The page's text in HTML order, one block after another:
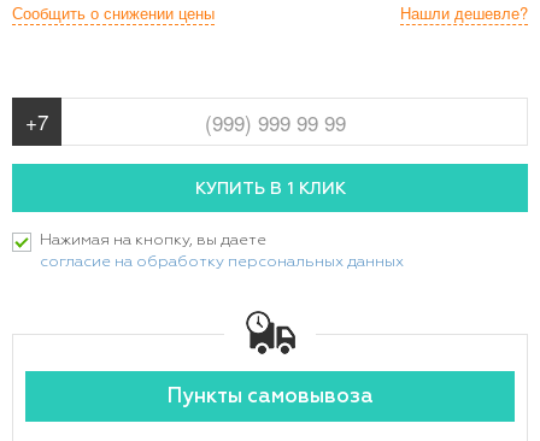
Нашли дешевле?
Сообщить о снижении цены
Нажимая на кнопку, вы даете
согласие на обработку персональных данных
Пункты самовывоза